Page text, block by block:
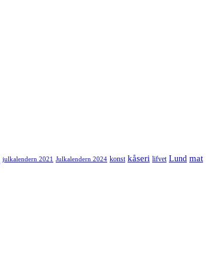
julkalendern 2021 Julkalendern 2024 konst kåseri lifvet Lund mat